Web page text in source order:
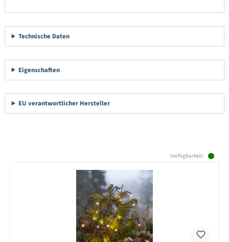
Technische Daten
Eigenschaften
EU verantwortlicher Hersteller
Verfügbarkeit: